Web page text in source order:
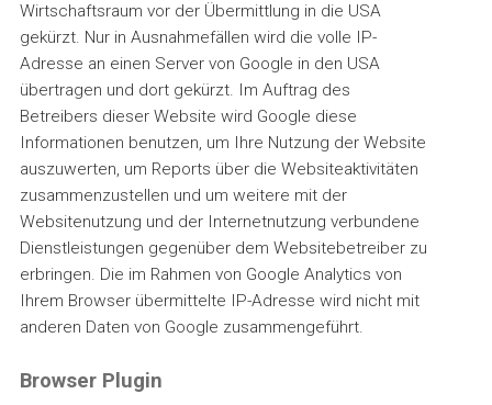
Wirtschaftsraum vor der Übermittlung in die USA
gekürzt. Nur in Ausnahmefällen wird die volle IP-
Adresse an einen Server von Google in den USA
übertragen und dort gekürzt. Im Auftrag des
Betreibers dieser Website wird Google diese
Informationen benutzen, um Ihre Nutzung der Website
auszuwerten, um Reports über die Websiteaktivitäten
zusammenzustellen und um weitere mit der
Websitenutzung und der Internetnutzung verbundene
Dienstleistungen gegenüber dem Websitebetreiber zu
erbringen. Die im Rahmen von Google Analytics von
Ihrem Browser übermittelte IP-Adresse wird nicht mit
anderen Daten von Google zusammengeführt.
Browser Plugin